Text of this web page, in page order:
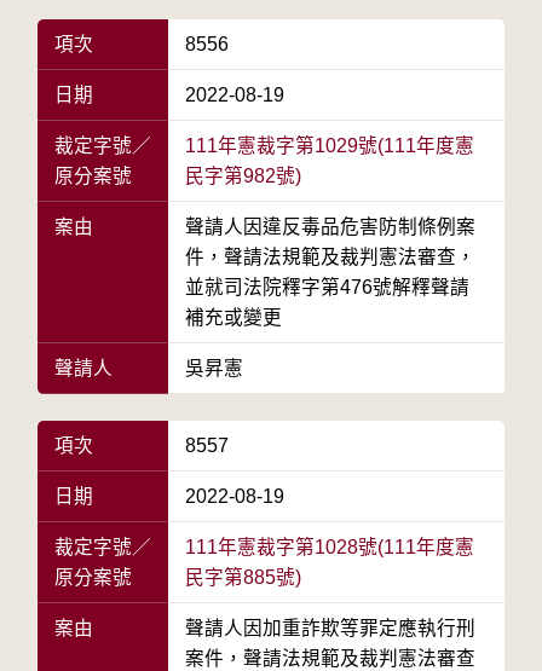
項次 8556
日期 2022-08-19
裁定字號／
原分案號
111年憲裁字第1029號(111年度憲
民字第982號)
案由
聲請人因違反毒品危害防制條例案
件，聲請法規範及裁判憲法審查，
並就司法院釋字第476號解釋聲請
補充或變更
聲請人 吳昇憲
項次 8557
日期 2022-08-19
裁定字號／
原分案號
111年憲裁字第1028號(111年度憲
民字第885號)
案由
聲請人因加重詐欺等罪定應執行刑
案件，聲請法規範及裁判憲法審查